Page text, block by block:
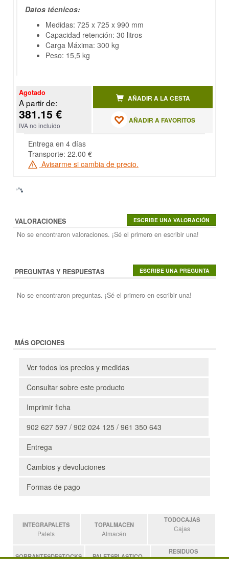
Datos técnicos:
Medidas: 725 x 725 x 990 mm
Capacidad retención: 30 litros
Carga Máxima: 300 kg
Peso: 15,5 kg
Agotado
A partir de:
381.15 €
IVA no incluido
AÑADIR A LA CESTA
AÑADIR A FAVORITOS
Entrega en 4 días
Transporte: 22.00 €
Avisarme si cambia de precio.
VALORACIONES
No se encontraron valoraciones. ¡Sé el primero en escribir una!
PREGUNTAS Y RESPUESTAS
No se encontraron preguntas. ¡Sé el primero en escribir una!
MÁS OPCIONES
Ver todos los precios y medidas
Consultar sobre este producto
Imprimir ficha
902 627 597 / 902 024 125 / 961 350 643
Entrega
Cambios y devoluciones
Formas de pago
INTEGRAPALETS
Palets
TOPALMACEN
Almacén
TODOCAJAS
Cajas
SOBRANTESDESTOCKS PALETSPLASTICO
RESIDUOS
Residuos